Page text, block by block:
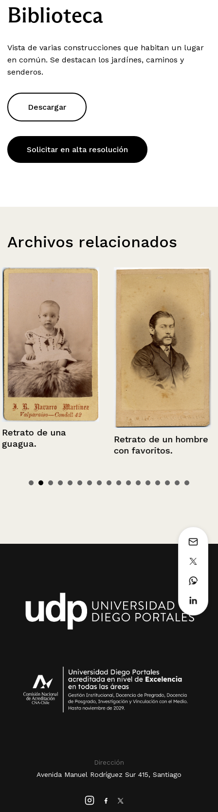
Biblioteca
Vista de varias construcciones que habitan un lugar
en común. Se destacan los jardínes, caminos y
senderos.
Descargar
Solicitar en alta resolución
Archivos relacionados
Retrato de una
guagua.
Retrato de un hombre
con favoritos.
Dirección
Avenida Manuel Rodríguez Sur 415, Santiago